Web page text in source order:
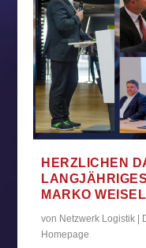
HERZLICHEN
MARKO
von Netzwerk Logistik
Homepage